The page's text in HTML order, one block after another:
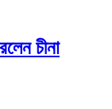
চীনা